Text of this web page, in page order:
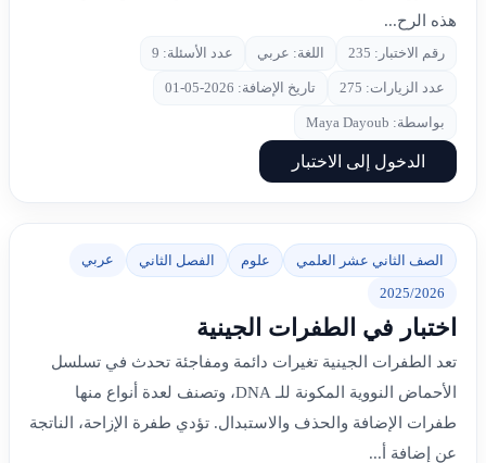
هذه الرح...
رقم الاختبار: 235 اللغة: عربي عدد الأسئلة: 9
عدد الزيارات: 275 تاريخ الإضافة: 2026-05-01
بواسطة: Maya Dayoub
الدخول إلى الاختبار
الصف الثاني عشر العلمي علوم الفصل الثاني عربي
2025/2026
اختبار في الطفرات الجينية
تعد الطفرات الجينية تغيرات دائمة ومفاجئة تحدث في تسلسل
الأحماض النووية المكونة للـ DNA، وتصنف لعدة أنواع منها
طفرات الإضافة والحذف والاستبدال. تؤدي طفرة الإزاحة، الناتجة
عن إضافة أ...